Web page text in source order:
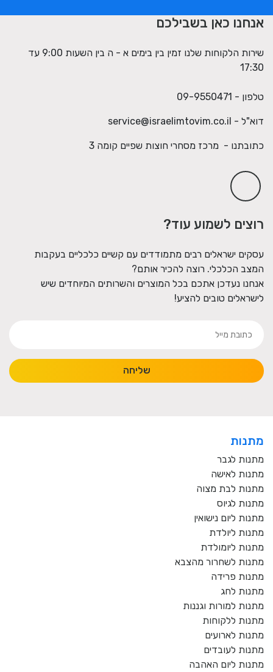
אנחנו כאן בשבילכם
שירות הלקוחות שלנו זמין בין בימים א - ה בין השעות 9:00 עד
17:30
טלפון - 09-9550471
דוא"ל - service@israelimtovim.co.il
כתובתנו - מרכז מסחרי חוצות שפיים קומה 3
רוצים לשמוע עוד?
עסקים ישראלים רבים מתמודדים עם קשיים כלכליים בעקבות
המצב הכלכלי. רוצה להכיר אותם?
אנחנו נעדכן אתכם בכל המוצרים והשרותים המיוחדים שיש
לישראלים טובים להציע!
שליחה
מתנות
מתנות לגבר
מתנות לאישה
מתנות לבת מצוה
מתנות לגיוס
מתנות ליום נישואין
מתנות ליולדת
מתנות ליומולדת
מתנות לשחרור מהצבא
מתנות פרידה
מתנות לחג
מתנות למורות וגננות
מתנות ללקוחות
מתנות לארועים
מתנות לעובדים
מתנות ליום האהבה